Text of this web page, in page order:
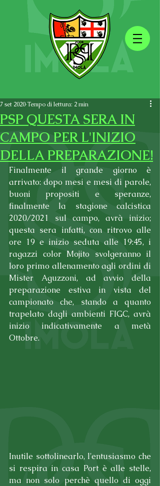
PSP QUESTA SERA IN
CAMPO PER L'INIZIO
DELLA PREPARAZIONE!
7 set 2020Tempo di lettura: 2 min
Finalmente il grande giorno è
arrivato: dopo mesi e mesi di parole,
buoni propositi e speranze,
finalmente la stagione calcistica
2020/2021 sul campo, avrà inizio;
questa sera infatti, con ritrovo alle
ore 19 e inizio seduta alle 19:45, i
ragazzi color Mojito svolgeranno il
loro primo allenamento agli ordini di
Mister Aguzzoni, ad avvio della
preparazione estiva in vista del
campionato che, stando a quanto
trapelato dagli ambienti FIGC, avrà
inizio indicativamente a metà
Ottobre.
Inutile sottolinearlo, l'entusiasmo che
si respira in casa Port è alle stelle,
ma non solo perchè quello di oggi